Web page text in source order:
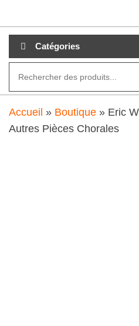
au
contenuCatégories
Accueil » Boutique » Eric
Autres Pièces Chorales